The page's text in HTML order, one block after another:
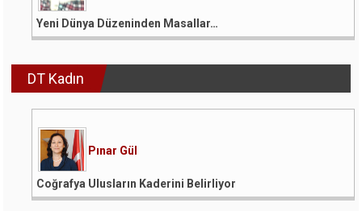
Yeni Dünya Düzeninden Masallar…
DT Kadın
Pınar Gül
Coğrafya Ulusların Kaderini Belirliyor